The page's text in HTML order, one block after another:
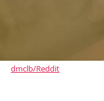
dmclb/Reddit